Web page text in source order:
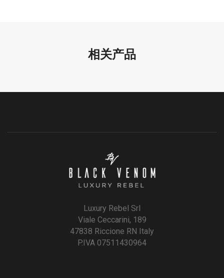
相关产品
Luxury Rebel Srl
Viale Ceccarini, 189
47838 Riccione RN Italy
P.IVA 07511430964